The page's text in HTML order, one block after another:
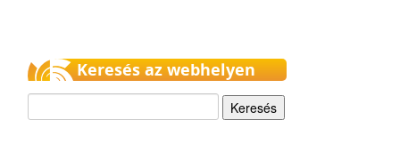
Keresés az webhelyen